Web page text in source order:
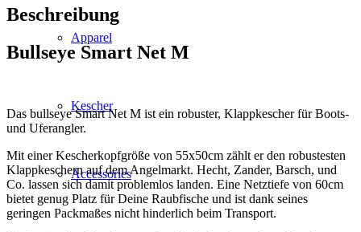
Apparel
Kescher
Accessories
Beschreibung
Bullseye Smart Net M
Das bullseye Smart Net M ist ein robuster, Klappkescher für Boots-
und Uferangler.
Mit einer Kescherkopfgröße von 55x50cm zählt er den robustesten
Klappkeschern auf dem Angelmarkt. Hecht, Zander, Barsch, und
Co. lassen sich damit problemlos landen. Eine Netztiefe von 60cm
bietet genug Platz für Deine Raubfische und ist dank seines
geringen Packmaßes nicht hinderlich beim Transport.